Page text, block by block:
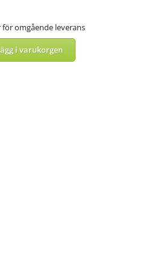
för omgående leverans
i varukorgen